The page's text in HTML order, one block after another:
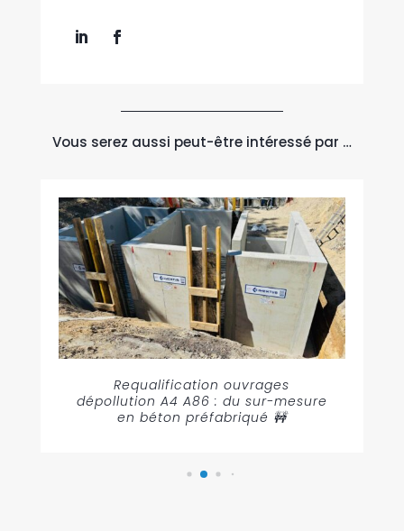
Vous serez aussi peut-être intéressé par …
Requalification ouvrages
dépollution A4 A86 : du sur-mesure
en béton préfabriqué 🚧